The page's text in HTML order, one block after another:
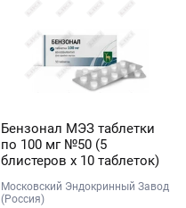
Бензонал МЭЗ таблетки
по 100 мг №50 (5
блистеров х 10 таблеток)
Московский Эндокринный Завод
(Россия)